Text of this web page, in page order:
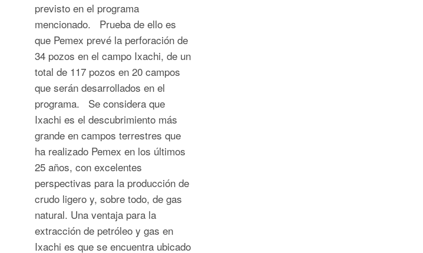
previsto en el programa
mencionado. Prueba de ello es
que Pemex prevé la perforación de
34 pozos en el campo Ixachi, de un
total de 117 pozos en 20 campos
que serán desarrollados en el
programa. Se considera que
Ixachi es el descubrimiento más
grande en campos terrestres que
ha realizado Pemex en los últimos
25 años, con excelentes
perspectivas para la producción de
crudo ligero y, sobre todo, de gas
natural. Una ventaja para la
extracción de petróleo y gas en
Ixachi es que se encuentra ubicado